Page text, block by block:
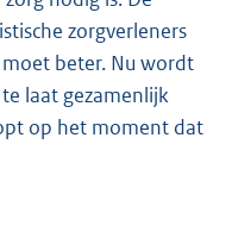
zorgverleners
beter. Nu wordt
laat gezamenlijk
op het moment dat